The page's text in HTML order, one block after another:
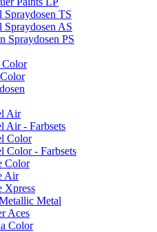
TS
AS
Spraydosen PS
Color
Air
Air - Farbsets
Color
Color - Farbsets
Color
Air
Xpress
Metal
Aces
Color